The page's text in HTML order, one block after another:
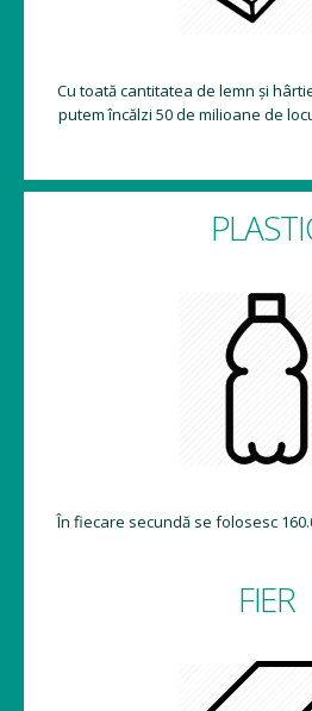
Cu toată cantitatea de lemn și
putem încălzi 50 de milioane de
În fiecare secundă se folosesc
FIER